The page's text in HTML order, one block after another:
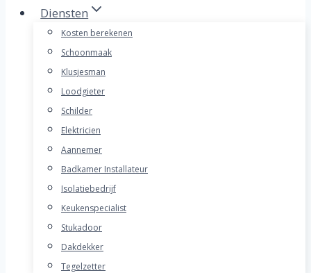
Diensten
Kosten berekenen
Schoonmaak
Klusjesman
Loodgieter
Schilder
Elektricien
Aannemer
Badkamer Installateur
Isolatiebedrijf
Keukenspecialist
Stukadoor
Dakdekker
Tegelzetter